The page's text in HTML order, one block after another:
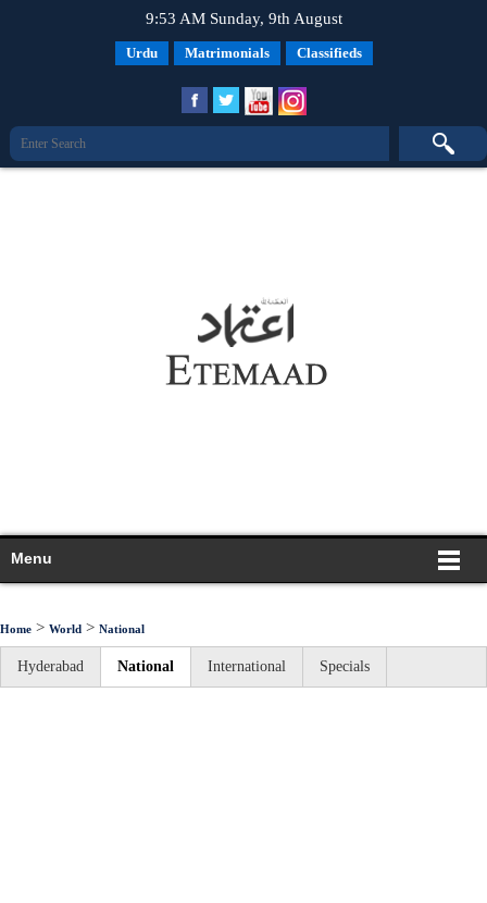
9:53 AM Sunday, 9th August
Urdu Matrimonials Classifieds
Menu
Home > World > National
Hyderabad National International Specials